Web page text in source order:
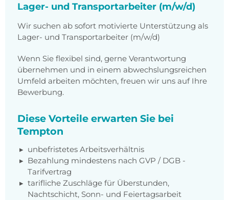
Lager- und Transportarbeiter (m/w/d)
Wir suchen ab sofort motivierte Unterstützung als
Lager- und Transportarbeiter (m/w/d)
Wenn Sie flexibel sind, gerne Verantwortung
übernehmen und in einem abwechslungsreichen
Umfeld arbeiten möchten, freuen wir uns auf Ihre
Bewerbung.
Diese Vorteile erwarten Sie bei
Tempton
unbefristetes Arbeitsverhältnis
Bezahlung mindestens nach GVP / DGB -
Tarifvertrag
tarifliche Zuschläge für Überstunden,
Nachtschicht, Sonn- und Feiertagsarbeit